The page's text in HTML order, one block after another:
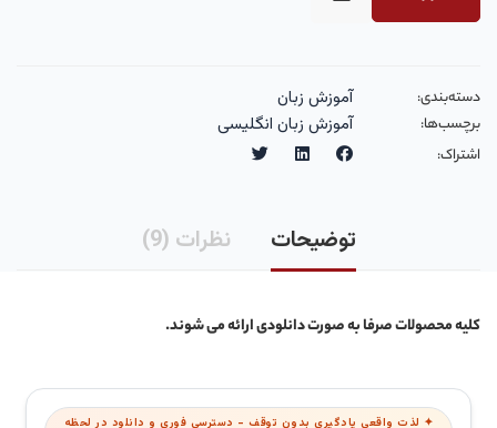
دسته‌بندی‎‌‌: آموزش زبان
برچسب‌ها: آموزش زبان انگلیسی
اشتراک:
توضیحات نظرات (9)
کلیه محصولات صرفا به صورت دانلودی ارائه می شوند.
✦ لذت واقعی یادگیری بدون توقف - دسترسی فوری و دانلود در لحظه